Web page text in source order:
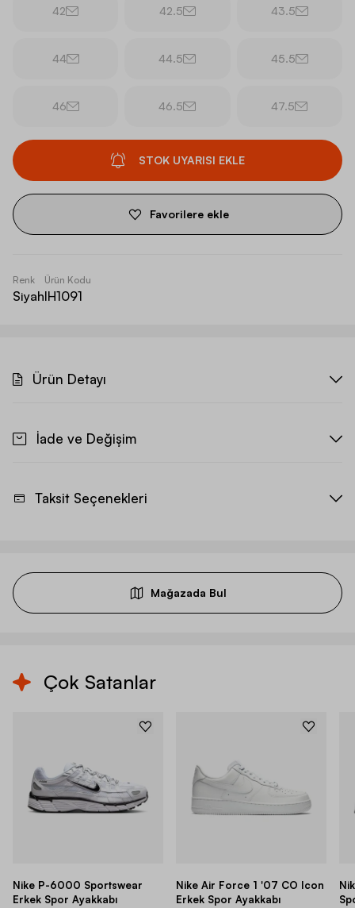
42 42.5 43.5
44 44.5 45.5
46 46.5 47.5
STOK UYARISI EKLE
Favorilere ekle
Renk
Siyah
Ürün Kodu
IH1091
Ürün Detayı
İade ve Değişim
Taksit Seçenekleri
Mağazada Bul
Çok Satanlar
Nike P-6000 Sportswear
Erkek Spor Ayakkabı
Nike Air Force 1 '07 CO Icon
Erkek Spor Ayakkabı